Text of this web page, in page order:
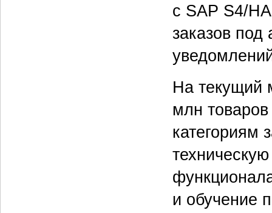
с SAP S4/
заказов под
На текущий
млн
категориям
и обучение